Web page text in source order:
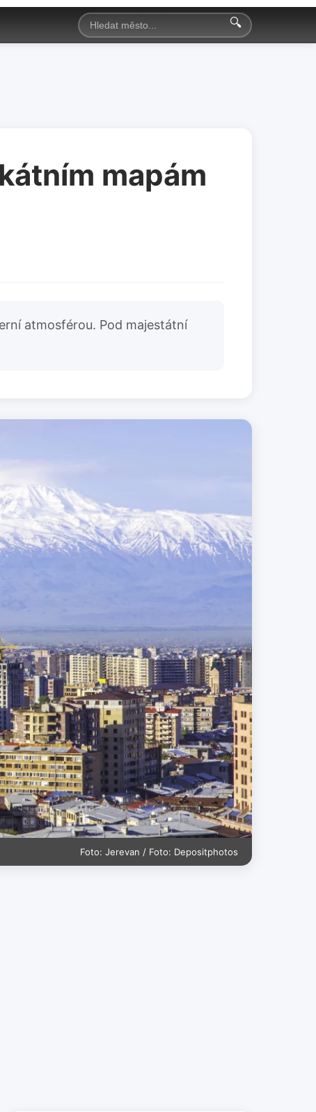
🔍
mapám
atmosférou. Pod majestátní
Foto: Jerevan / Foto: Depositphotos